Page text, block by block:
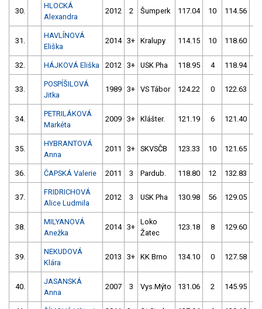
30.
HLOCKÁ
Alexandra
2012 2 Šumperk 117.04 10 114.56
31.
HAVLÍNOVÁ
Eliška
2014 3+ Kralupy 114.15 10 118.60
32. HÁJKOVÁ Eliška 2012 3+ USK Pha 118.95 4 118.94
33.
POSPÍŠILOVÁ
Jitka
1989 3+ VS Tábor 124.22 0 122.63
34.
PETRILÁKOVÁ
Markéta
2009 3+ Klášter. 121.19 6 121.40
35.
HYBRANTOVÁ
Anna
2011 3+ SKVSČB 123.33 10 121.65
36. ČAPSKÁ Valerie 2011 3 Pardub. 118.80 12 132.83
37.
FRIDRICHOVÁ
Alice Ludmila
2012 3 USK Pha 130.98 56 129.05
38.
MILYANOVÁ
Anežka
2014 3+
Loko
Žatec
123.18 8 129.60
39.
NEKUDOVÁ
Klára
2013 3+ KK Brno 134.10 0 127.58
40.
JASANSKÁ
Anna
2007 3 Vys.Mýto 131.06 2 145.95